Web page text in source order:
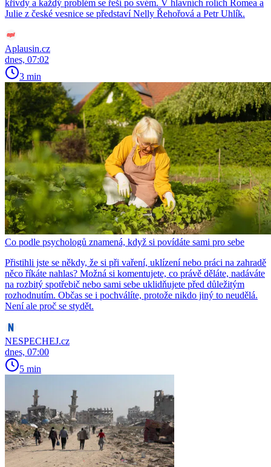
křivdy a každý problém se řeší po svém. V hlavních rolích Romea a
Julie z české vesnice se představí Nelly Řehořová a Petr Uhlík.
Aplausin.cz
dnes, 07:02
3 min
Co podle psychologů znamená, když si povídáte sami pro sebe
Přistihli jste se někdy, že si při vaření, uklízení nebo práci na zahradě
něco říkáte nahlas? Možná si komentujete, co právě děláte, nadáváte
na rozbitý spotřebič nebo sami sebe uklidňujete před důležitým
rozhodnutím. Občas se i pochválíte, protože nikdo jiný to neudělá.
Není ale proč se stydět.
NESPECHEJ.cz
dnes, 07:00
5 min